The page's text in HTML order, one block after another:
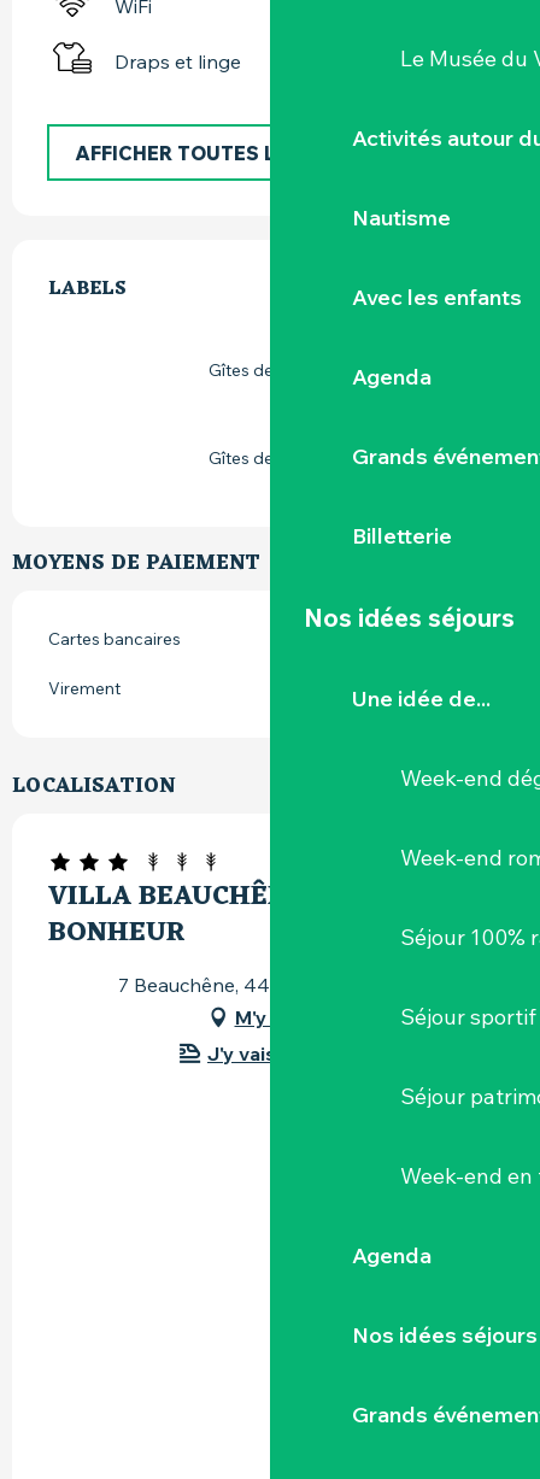
Le Musée du
Activités autour
Nautisme
Avec les enfants
Agenda
Grands
Billetterie
Nos idées séjours
Une idée de...
Week-end
Week-end
Séjour 100%
Séjour sportif
Séjour
Week-end
Agenda
Nos idées séjours
Grands
WiFi
Draps et linge
AFFICHER TOUTES LES PRESTATIONS
LABELS
LABELS
Gîtes de France
Gîtes de France
MOYENS DE PAIEMENT
Cartes bancaires
Virement
LOCALISATION
VILLA BEAUCHÊNE ARÔME DU
BONHEUR
7 Beauchêne, 44430 Le Landreau
M'y rendre
J'y vais en train !